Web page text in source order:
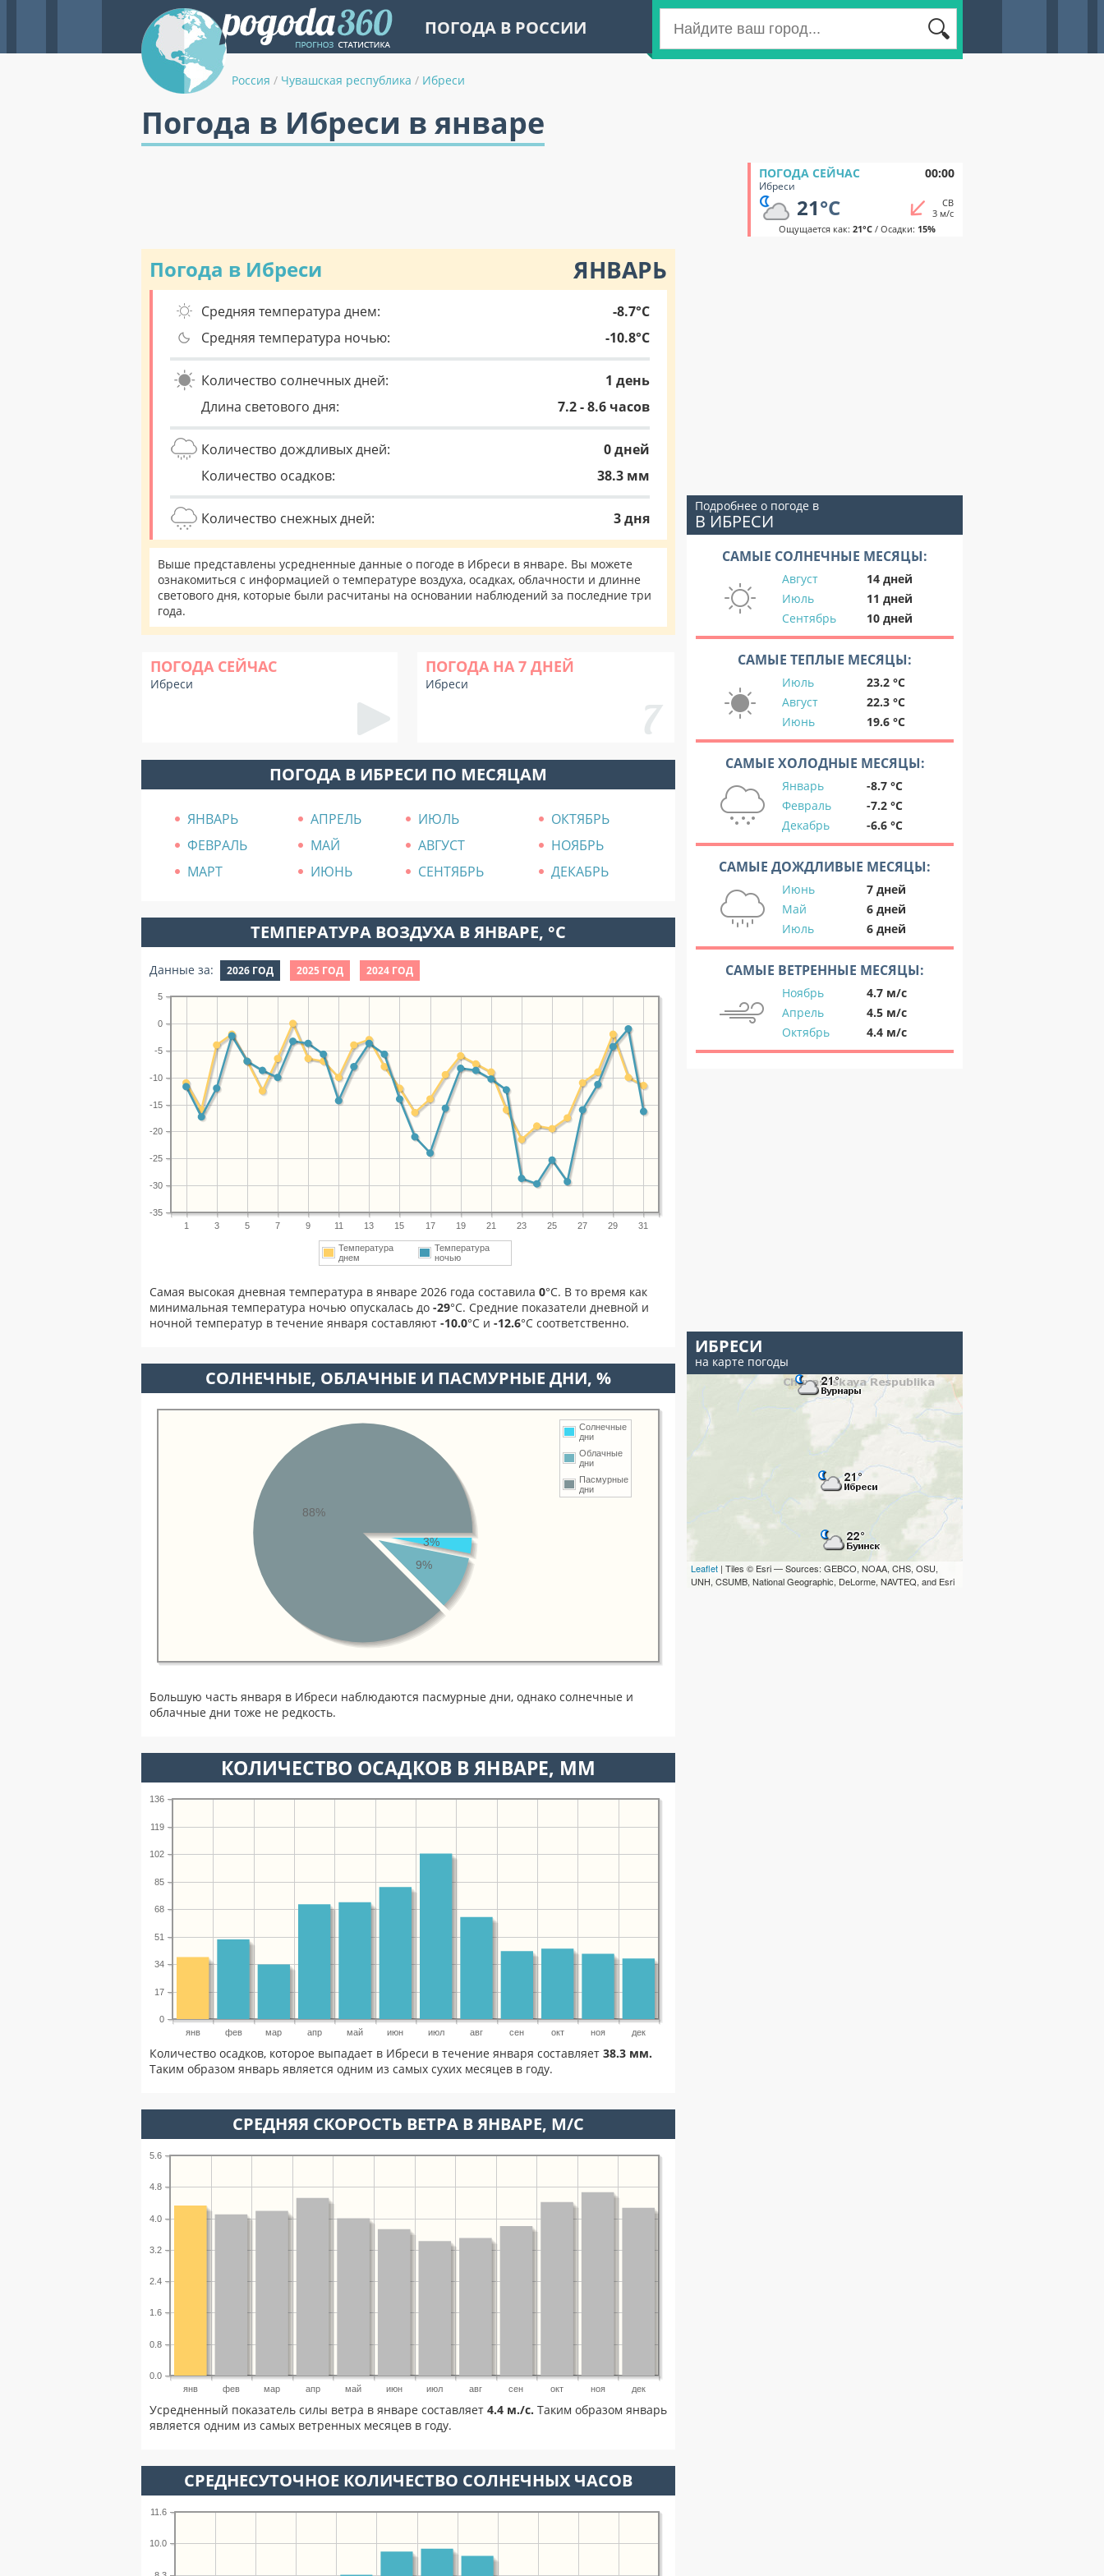
ПОГОДА В РОССИИ
Россия / Чувашская республика / Ибреси
Погода в Ибреси в январе
ПОГОДА СЕЙЧАС 00:00
Ибреси
21°C
СВ
3 м/с
Ощущается как: 21°C/ Осадки: 15%
Погода в Ибреси ЯНВАРЬ
Средняя температура днем:
-8.7°C
Средняя температура ночью:
-10.8°C
Количество солнечных дней:
1 день
Длина светового дня:
7.2 - 8.6 часов
Количество дождливых дней:
0 дней
Количество осадков:
38.3 мм
Количество снежных дней: 3 дня
Выше представлены усредненные данные о погоде в Ибреси в январе. Вы можете
ознакомиться с информацией о температуре воздуха, осадках, облачности и длинне
светового дня, которые были расчитаны на основании наблюдений за последние три
года.
ПОГОДА СЕЙЧАС
Ибреси
ПОГОДА НА 7 ДНЕЙ
Ибреси
ПОГОДА В ИБРЕСИ ПО МЕСЯЦАМ
ЯНВАРЬ АПРЕЛЬ ИЮЛЬ
ОКТЯБРЬ
ФЕВРАЛЬ
МАЙ АВГУСТ
НОЯБРЬ
МАРТ
ИЮНЬ СЕНТЯБРЬ ДЕКАБРЬ
ТЕМПЕРАТУРА ВОЗДУХА В ЯНВАРЕ, °C
Данные за: 2026 ГОД 2025 ГОД 2024 ГОД
1 3 5 7 9 11 13 15 17 19 21 23 25 27 29 31
-35
-30
-25
-20
-15
-10
-5
0
5
Температура
днем
Температура
ночью
Самая высокая дневная температура в январе 2026 года составила 0°С. В то время как
минимальная температура ночью опускалась до -29°C. Средние показатели дневной и
ночной температур в течение января составляют -10.0°С и -12.6°С соответственно.
CОЛНЕЧНЫЕ, ОБЛАЧНЫЕ И ПАСМУРНЫЕ ДНИ, %
Солнечные
дни
Облачные
дни
Пасмурные
дни
3%
9%
88%
Большую часть января в Ибреси наблюдаются пасмурные дни, однако солнечные и
облачные дни тоже не редкость.
КОЛИЧЕСТВО ОСАДКОВ В ЯНВАРЕ, ММ
янв фев мар апр май июн июл авг сен окт ноя дек
0
17
34
51
68
85
102
119
136
Количество осадков, которое выпадает в Ибреси в течение января составляет 38.3 мм.
Таким образом январь является одним из самых сухих месяцев в году.
СРЕДНЯЯ СКОРОСТЬ ВЕТРА В ЯНВАРЕ, М/С
янв фев мар апр май июн июл авг сен окт ноя дек
0.0
0.8
1.6
2.4
3.2
4.0
4.8
5.6
Усредненный показатель силы ветра в январе составляет 4.4 м./с. Таким образом январь
является одним из самых ветренных месяцев в году.
СРЕДНЕСУТОЧНОЕ КОЛИЧЕСТВО СОЛНЕЧНЫХ ЧАСОВ
10.0
11.6
Подробнее о погоде в
В ИБРЕСИ
САМЫЕ СОЛНЕЧНЫЕ МЕСЯЦЫ:
Август
14 дней
Июль
11 дней
Сентябрь
10 дней
САМЫЕ ТЕПЛЫЕ МЕСЯЦЫ:
Июль
23.2 °C
Август
22.3 °C
Июнь
19.6 °C
САМЫЕ ХОЛОДНЫЕ МЕСЯЦЫ:
Январь
-8.7 °C
Февраль
-7.2 °C
Декабрь
-6.6 °C
САМЫЕ ДОЖДЛИВЫЕ МЕСЯЦЫ:
Июнь
7 дней
Май
6 дней
Июль
6 дней
САМЫЕ ВЕТРЕННЫЕ МЕСЯЦЫ:
Ноябрь
4.7 м/с
Апрель
4.5 м/с
Октябрь
4.4 м/с
ИБРЕСИ
на карте погоды
Leaflet | Tiles © Esri — Sources: GEBCO, NOAA, CHS, OSU,
UNH, CSUMB, National Geographic, DeLorme, NAVTEQ, and Esri